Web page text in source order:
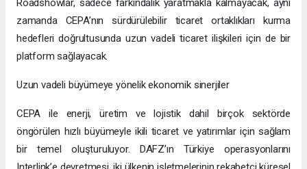
Roadshowlar, sadece farkındalık yaratmakla kalmayacak, aynı
zamanda CEPA’nın sürdürülebilir ticaret ortaklıkları kurma
hedefleri doğrultusunda uzun vadeli ticaret ilişkileri için de bir
platform sağlayacak.
Uzun vadeli büyümeye yönelik ekonomik sinerjiler
CEPA ile enerji, üretim ve lojistik dahil birçok sektörde
öngörülen hızlı büyümeyle ikili ticaret ve yatırımlar için sağlam
bir temel oluşturuluyor. DAFZ’ın Türkiye operasyonlarını